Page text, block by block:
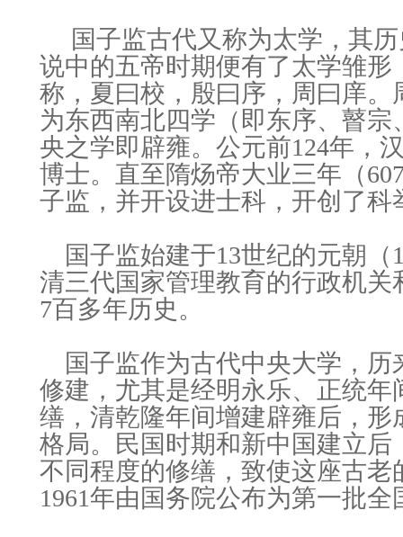
国子监古代又称为太学，其历
说中的五帝时期便有了太学雏
称，夏曰校，殷曰序，周曰庠
为东西南北四学（即东序、瞽
央之学即辟雍。公元前124年，
博士。直至隋炀帝大业三年（
子监，并开设进士科，开创了科
国子监始建于13世纪的元朝（
清三代国家管理教育的行政机
7百多年历史。
国子监作为古代中央大学，历
修建，尤其是经明永乐、正统
缮，清乾隆年间增建辟雍后，
格局。民国时期和新中国建立
不同程度的修缮，致使这座古
1961年由国务院公布为第一批